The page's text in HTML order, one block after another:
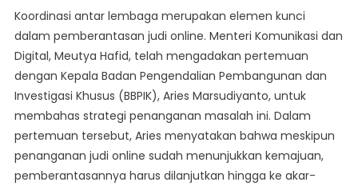
Koordinasi antar lembaga merupakan elemen kunci
dalam pemberantasan judi online. Menteri Komunikasi dan
Digital, Meutya Hafid, telah mengadakan pertemuan
dengan Kepala Badan Pengendalian Pembangunan dan
Investigasi Khusus (BBPIK), Aries Marsudiyanto, untuk
membahas strategi penanganan masalah ini. Dalam
pertemuan tersebut, Aries menyatakan bahwa meskipun
penanganan judi online sudah menunjukkan kemajuan,
pemberantasannya harus dilanjutkan hingga ke akar-